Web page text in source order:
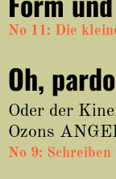
No 11: Die
Oh,
Oder der
Ozons
No 9: